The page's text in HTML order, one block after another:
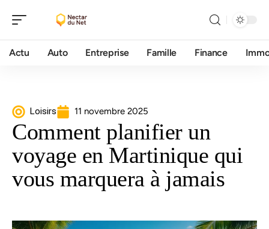
Actu Auto Entreprise Famille Finance
Loisirs 11 novembre 2025
Comment planifier un
voyage en Martinique qui
vous marquera à jamais